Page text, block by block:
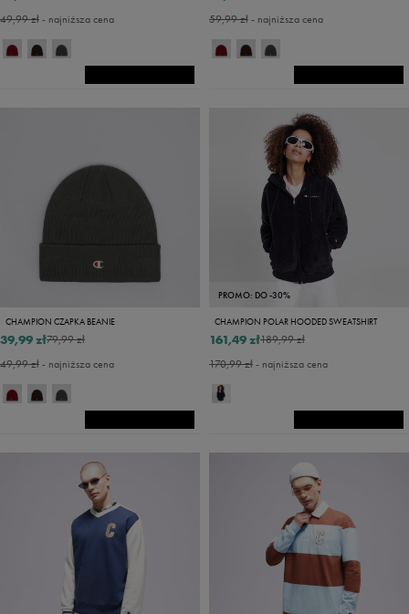
49,99 zł- najniższa cena 59,99 zł- najniższa cena
CHAMPION CZAPKA BEANIE
79,99 zł
39,99 zł
49,99 zł- najniższa cena
PROMO: DO -30%
CHAMPION POLAR HOODED SWEATSHIRT
189,99 zł
161,49 zł
170,99 zł- najniższa cena